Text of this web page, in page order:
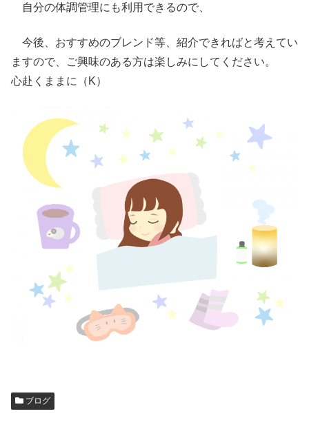
自分の体調管理にも利用できるので、
今後、おすすめのブレンド等、紹介できればと考えてい
ますので、ご興味のある方は楽しみにしてください。
心赴くままに（K）
ブログ